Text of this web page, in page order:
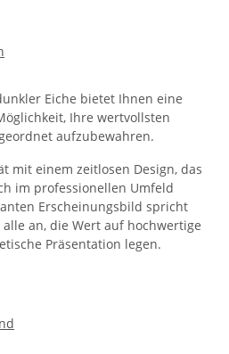
Eiche bietet Ihnen eine
Ihre wertvollsten
aufzubewahren.
mit einem zeitlosen Design, das
im professionellen Umfeld
Erscheinungsbild spricht
an, die Wert auf hochwertige
Präsentation legen.